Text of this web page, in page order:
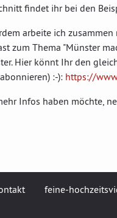
findet ihr bei den
arbeite ich
zum Thema "Münster
Hier könnt Ihr den
:-): https://
Infos haben möchte,
feine-